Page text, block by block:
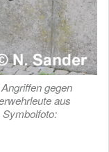
gegen
aus